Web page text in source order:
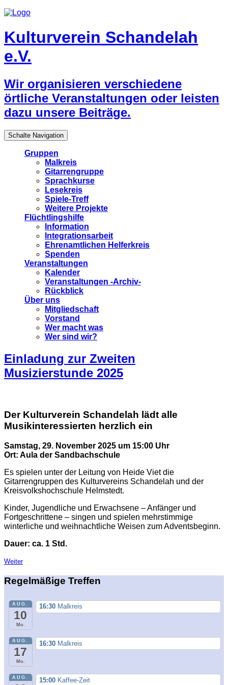
Kulturverein Schandelah
e.V.
Wir organisieren verschiedene
örtliche Veranstaltungen oder leisten
dazu unsere Beiträge.
Schalte Navigation
Gruppen
Malkreis
Gitarrengruppe
Sprachkurse
Lesekreis
Spiele-Treff
Weitere Projekte
Flüchtlingshilfe
Information
Integrationsarbeit
Ehrenamtlichen Helferkreis
Spenden
Veranstaltungen
Kalender
Veranstaltungen -Archiv-
Rückblick
Über uns
Mitgliedschaft
Vorstand
Wer macht was
Wer sind wir?
Einladung zur Zweiten
Musizierstunde 2025
Der Kulturverein Schandelah lädt alle
Musikinteressierten herzlich ein
Samstag, 29. November 2025 um 15:00 Uhr
Ort: Aula der Sandbachschule
Es spielen unter der Leitung von Heide Viet die
Gitarrengruppen des Kulturvereins Schandelah und der
Kreisvolkshochschule Helmstedt.
Kinder, Jugendliche und Erwachsene – Anfänger und
Fortgeschrittene – singen und spielen mehrstimmige
winterliche und weihnachtliche Weisen zum Adventsbeginn.
Dauer: ca. 1 Std.
Weiter
Regelmäßige Treffen
AUG.
10
Mo.
16:30 Malkreis
AUG.
17
Mo.
16:30 Malkreis
AUG. 15:00 Kaffee-Zeit